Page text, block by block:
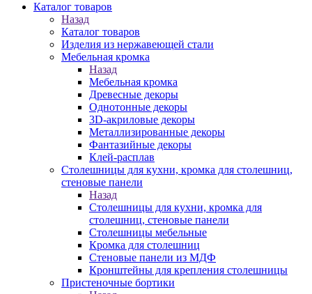
Каталог товаров
Назад
Каталог товаров
Изделия из нержавеющей стали
Мебельная кромка
Назад
Мебельная кромка
Древесные декоры
Однотонные декоры
3D-акриловые декоры
Металлизированные декоры
Фантазийные декоры
Клей-расплав
Столешницы для кухни, кромка для столешниц,
стеновые панели
Назад
Столешницы для кухни, кромка для
столешниц, стеновые панели
Столешницы мебельные
Кромка для столешниц
Стеновые панели из МДФ
Кронштейны для крепления столешницы
Пристеночные бортики